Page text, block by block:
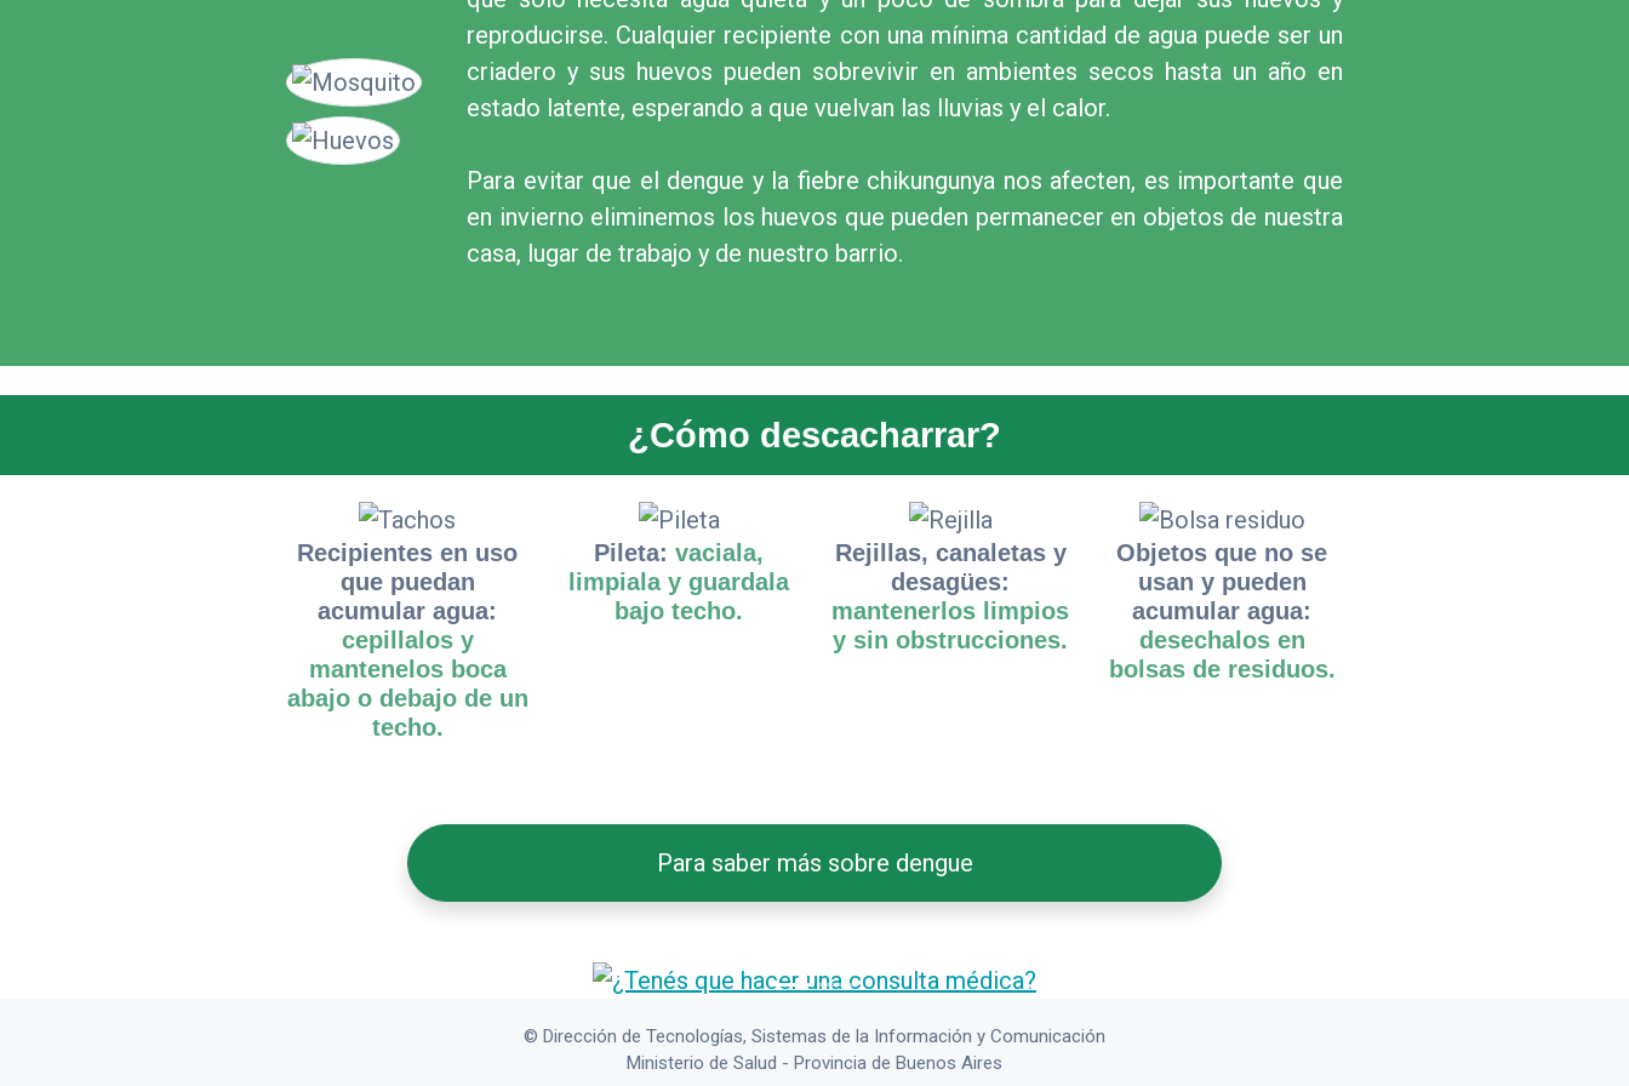
reproducirse. Cualquier recipiente con una mínima cantidad de agua puede ser un
criadero y sus huevos pueden sobrevivir en ambientes secos hasta un año en
estado latente, esperando a que vuelvan las lluvias y el calor.
Para evitar que el dengue y la fiebre chikungunya nos afecten, es importante que
en invierno eliminemos los huevos que pueden permanecer en objetos de nuestra
casa, lugar de trabajo y de nuestro barrio.
¿Cómo descacharrar?
Recipientes en uso
que puedan
acumular agua:
cepillalos y
mantenelos boca
abajo o debajo de un
techo.
Pileta: vaciala,
limpiala y guardala
bajo techo.
Rejillas, canaletas y
desagües:
mantenerlos limpios
y sin obstrucciones.
Objetos que no se
usan y pueden
acumular agua:
desechalos en
bolsas de residuos.
Para saber más sobre dengue
© Dirección de Tecnologías, Sistemas de la Información y Comunicación
Ministerio de Salud - Provincia de Buenos Aires